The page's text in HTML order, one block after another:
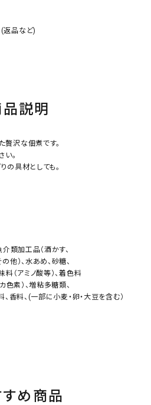
返品など)
説明
沢な佃煮です。
い。
の具材としても。
類加工品（酒かす、
）、水あめ、砂糖、
（アミノ酸等）、着色料
色素）、増粘多糖類、
料、(一部に小麦・卵・大豆を含む）
め商品